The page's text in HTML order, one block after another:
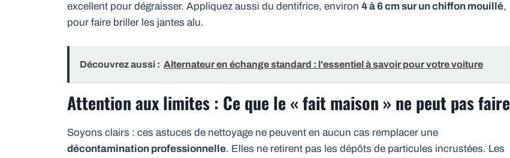
excellent pour dégraisser. Appliquez aussi du dentifrice, environ 4 à 6 cm sur un chiffon mouillé,
pour faire briller les jantes alu.
Découvrez aussi : Alternateur en échange standard : l'essentiel à savoir pour votre voiture
Attention aux limites : Ce que le « fait maison » ne peut pas faire
Soyons clairs : ces astuces de nettoyage ne peuvent en aucun cas remplacer une
décontamination professionnelle. Elles ne retirent pas les dépôts de particules incrustées. Les